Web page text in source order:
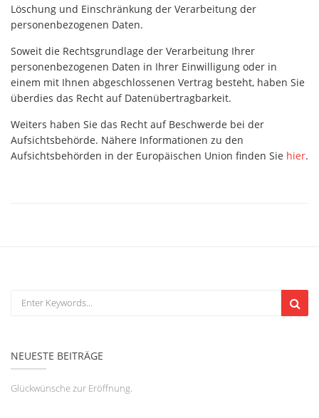
Löschung und Einschränkung der Verarbeitung der
personenbezogenen Daten.
Soweit die Rechtsgrundlage der Verarbeitung Ihrer
personenbezogenen Daten in Ihrer Einwilligung oder in
einem mit Ihnen abgeschlossenen Vertrag besteht, haben Sie
überdies das Recht auf Datenübertragbarkeit.
Weiters haben Sie das Recht auf Beschwerde bei der
Aufsichtsbehörde. Nähere Informationen zu den
Aufsichtsbehörden in der Europäischen Union finden Sie hier.
NEUESTE BEITRÄGE
Glückwünsche zur Eröffnung.